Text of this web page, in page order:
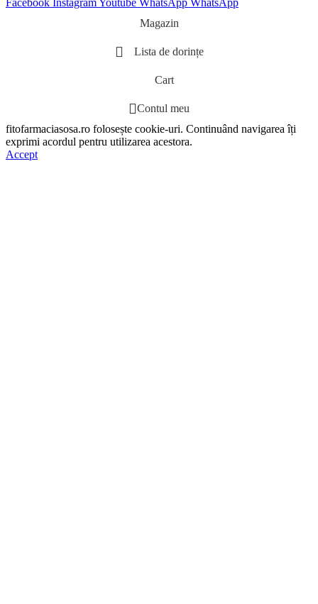
Magazin
Lista de dorințe
Cart
Contul meu
fitofarmaciasosa.ro folosește cookie-uri. Continuând navigarea îți
exprimi acordul pentru utilizarea acestora.
Accept